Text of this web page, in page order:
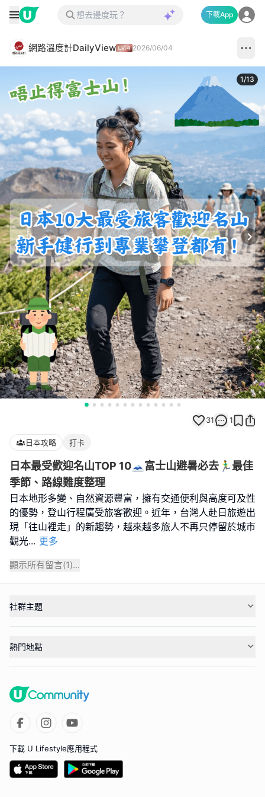
下載App
網路溫度計DailyView 2026/06/04
1/13
31 1
日本攻略 打卡
日本最受歡迎名山TOP 10🗻富士山避暑必去🏃‍♂️最佳
季節、路線難度整理
日本地形多變、自然資源豐富，擁有交通便利與高度可及性
的優勢，登山行程廣受旅客歡迎。近年，台灣人赴日旅遊出
現「往山裡走」的新趨勢，越來越多旅人不再只停留於城市
觀光... 更多
顯示所有留言(1)...
社群主題
熱門地點
下載 U Lifestyle應用程式